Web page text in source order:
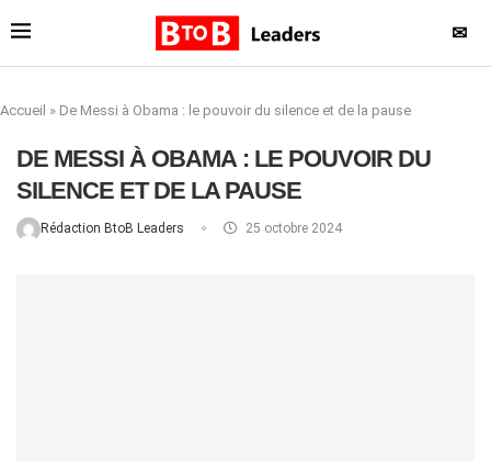
✉
Accueil » De Messi à Obama : le pouvoir du silence et de la pause
DE MESSI À OBAMA : LE POUVOIR DU
SILENCE ET DE LA PAUSE
Rédaction BtoB Leaders 25 octobre 2024